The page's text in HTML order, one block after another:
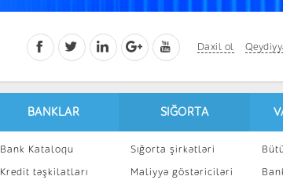
Daxil ol
BANKLAR
Bank Kataloqu
Kredit təşkilatları
SIĞORTA
Sığorta şirkətləri
Maliyyə göstəriciləri